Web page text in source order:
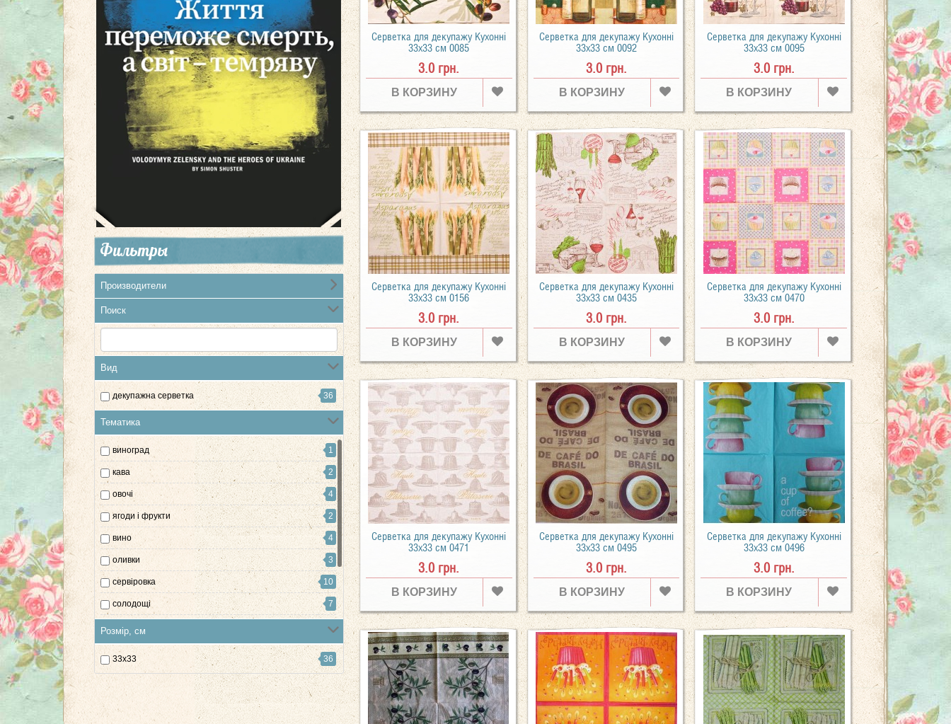
Фильтры
Производители
Поиск
Вид
декупажна серветка 36
Тематика
виноград 1
кава 2
овочі 4
ягоди і фрукти 2
вино 4
оливки 3
сервіровка 10
солодощі 7
фрукти 1
ягоди 1
1
Розмір, см
33x33 36
Серветка для декупажу Кухонні
33х33 см 0085
3.0 грн.
В КОРЗИНУ
Серветка для декупажу Кухонні
33х33 см 0092
3.0 грн.
В КОРЗИНУ
Серветка для декупажу Кухонні
33х33 см 0095
3.0 грн.
В КОРЗИНУ
Серветка для декупажу Кухонні
33х33 см 0156
3.0 грн.
В КОРЗИНУ
Серветка для декупажу Кухонні
33х33 см 0435
3.0 грн.
В КОРЗИНУ
Серветка для декупажу Кухонні
33х33 см 0470
3.0 грн.
В КОРЗИНУ
Серветка для декупажу Кухонні
33х33 см 0471
3.0 грн.
В КОРЗИНУ
Серветка для декупажу Кухонні
33х33 см 0495
3.0 грн.
В КОРЗИНУ
Серветка для декупажу Кухонні
33х33 см 0496
3.0 грн.
В КОРЗИНУ